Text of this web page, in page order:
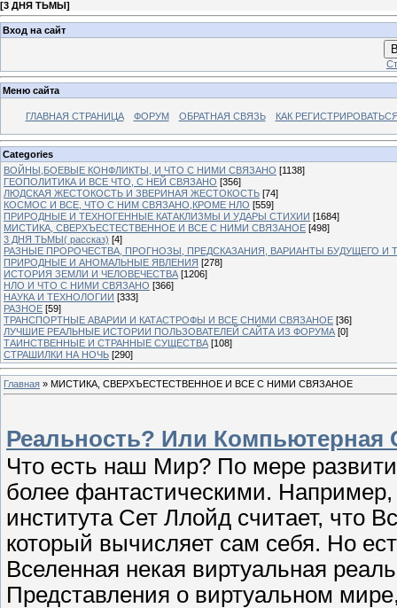
[3 ДНЯ ТЬМЫ]
Вход на сайт
Меню сайта
ГЛАВНАЯ СТРАНИЦА ФОРУМ ОБРАТНАЯ СВЯЗЬ КАК
Categories
ВОЙНЫ,БОЕВЫЕ КОНФЛИКТЫ, И ЧТО С НИМИ СВЯЗАНО [1138]
ГЕОПОЛИТИКА И ВСЕ ЧТО, С НЕЙ СВЯЗАНО [356]
ЛЮДСКАЯ ЖЕСТОКОСТЬ И ЗВЕРИНАЯ ЖЕСТОКОСТЬ [74]
КОСМОС И ВСЕ, ЧТО С НИМ СВЯЗАНО,КРОМЕ НЛО [559]
ПРИРОДНЫЕ И ТЕХНОГЕННЫЕ КАТАКЛИЗМЫ И УДАРЫ СТИХИИ [1684]
МИСТИКА, СВЕРХЪЕСТЕСТВЕННОЕ И ВСЕ С НИМИ СВЯЗАНОЕ [498]
3 ДНЯ ТЬМЫ( рассказ) [4]
РАЗНЫЕ ПРОРОЧЕСТВА, ПРОГНОЗЫ, ПРЕДСКАЗАНИЯ, ВАРИАНТЫ БУДУЩЕГО И
ПРИРОДНЫЕ И АНОМАЛЬНЫЕ ЯВЛЕНИЯ [278]
ИСТОРИЯ ЗЕМЛИ И ЧЕЛОВЕЧЕСТВА [1206]
НЛО И ЧТО С НИМИ СВЯЗАНО [366]
НАУКА И ТЕХНОЛОГИИ [333]
РАЗНОЕ [59]
ТРАНСПОРТНЫЕ АВАРИИ И КАТАСТРОФЫ И ВСЕ СНИМИ СВЯЗАНОЕ [36]
ЛУЧШИЕ РЕАЛЬНЫЕ ИСТОРИИ ПОЛЬЗОВАТЕЛЕЙ САЙТА ИЗ ФОРУМА [0]
ТАИНСТВЕННЫЕ И СТРАННЫЕ СУЩЕСТВА [108]
СТРАШИЛКИ НА НОЧЬ [290]
Главная » МИСТИКА, СВЕРХЪЕСТЕСТВЕННОЕ И ВСЕ С НИМИ СВЯЗАНОЕ
Реальность? Или Компьютерная
Что есть наш Мир? По мере
более фантастическими. Например,
института Сет Ллойд считает, что
который вычисляет сам себя. Но
Вселенная некая виртуальная
Представления о виртуальном